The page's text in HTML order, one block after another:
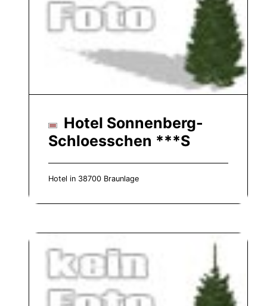
Hotel Sonnenberg-
Schloesschen ***S
Hotel in 38700 Braunlage